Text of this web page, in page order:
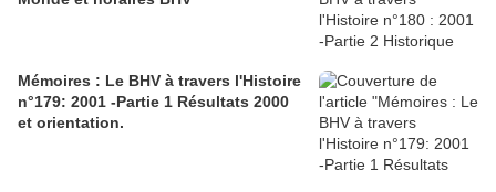
Mémoires : Le BHV à travers l'Histoire
n°179: 2001 -Partie 1 Résultats 2000
et orientation.